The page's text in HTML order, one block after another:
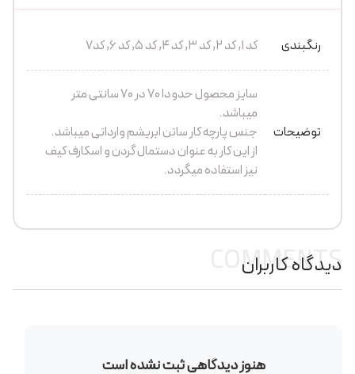
رنگبندی کد ۱, کد ۲, کد ۳, کد ۴, کد ۵, کد ۶, کد۷
توضیحات
سایز محصول حدودا ۷۰ در ۷۰ سانتی متر
میباشد.
جنس پارچه کار ساتن ابریشم وارداتی میباشد.
از این کار به عنوان دستمال گردن و اسکارف کیف
نیز استفاده میگردد.
دیدگاه کاربران
COMMENTS
هنوز دیدگاهی ثبت نشده است